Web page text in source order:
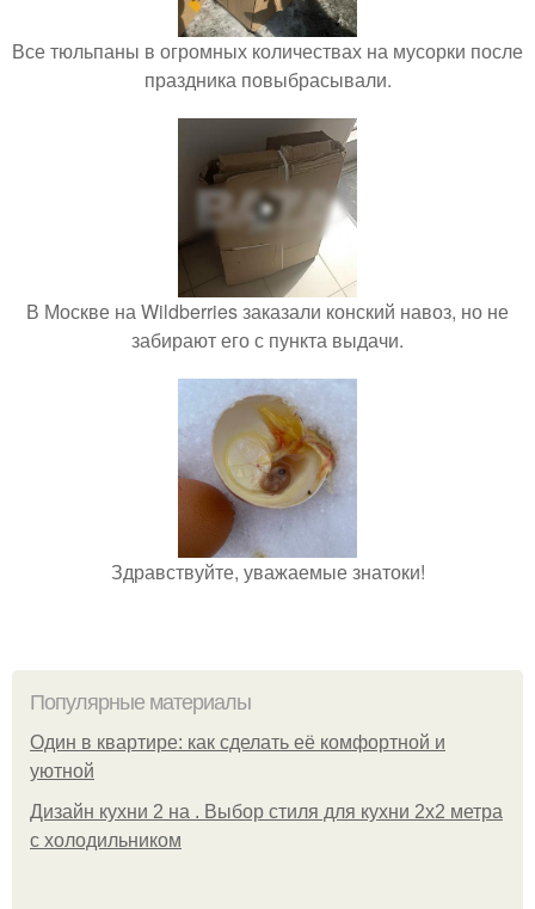
Все тюльпаны в огромных количествах на мусорки после
праздника повыбрасывали.
В Москве на Wildberries заказали конский навоз, но не
забирают его с пункта выдачи.
Здравствуйте, уважаемые знатоки!
Популярные материалы
Один в квартире: как сделать её комфортной и
уютной
Дизайн кухни 2 на . Выбор стиля для кухни 2х2 метра
с холодильником